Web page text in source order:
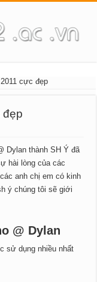
cực đẹp
đẹp
Dylan thành SH Ý đã
hài lòng của các
anh chị em có kinh
ý chúng tôi sẽ giới
@ Dylan
sử dụng nhiều nhất